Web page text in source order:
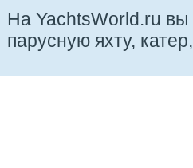
На YachtsWorld.ru вы
парусную яхту,